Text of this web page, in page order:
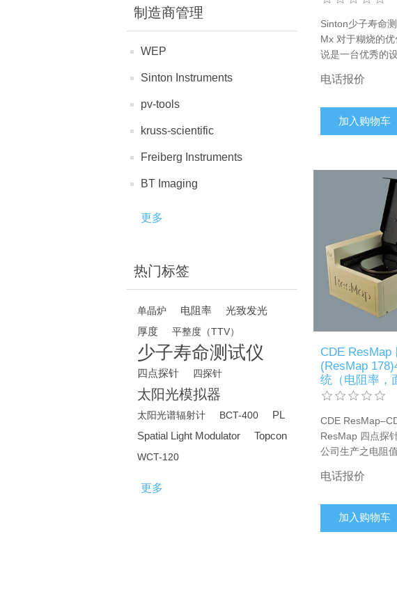
制造商管理
WEP
Sinton Instruments
pv-tools
kruss-scientific
Freiberg Instruments
BT Imaging
更多
热门标签
单晶炉 电阻率
光致发光
厚度
平整度（TTV）
少子寿命测试仪
四点探针 四探针
太阳光模拟器
太阳光谱辐射计 BCT-400
PL
Spatial Light Modulator
Topcon
WCT-120
更多
Sinton少子寿命
Mx 对于糊烧的
说是一台优秀的
的数值。 载流子
阳能单晶和多晶
电话报价
加入购物车
CDE ResMap
(ResMap
统（电阻率，
CDE
ResMap 四点探
公司生产之电阻
伏生产厂家进出
导体及光伏生产
电话报价
加入购物车